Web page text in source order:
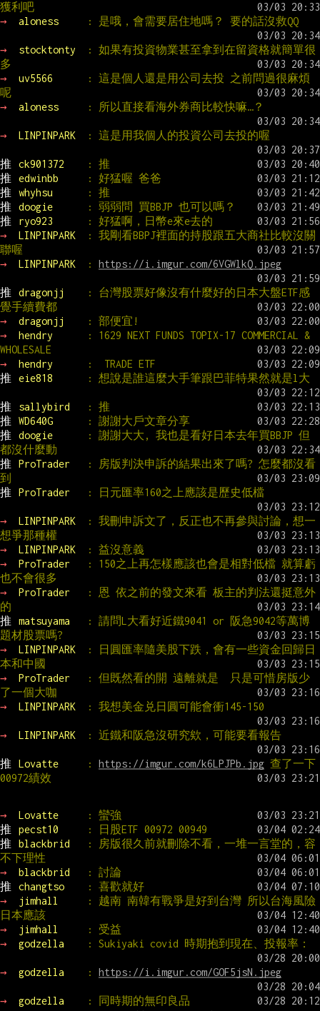
獲利吧
→
aloness : 是哦，會需要居住地嗎？ 要的話沒救QQ
→ stocktonty
: 如果有投資物業甚至拿到在留資格就簡單很
多
→
uv5566
: 這是個人還是用公司去投 之前問過很麻煩
呢
→
aloness : 所以直接看海外券商比較快嘛…？
→ LINPINPARK : 這是用我個人的投資公司去投的喔
推 ck901372
: 推
推
edwinbb
: 好猛喔 爸爸
推
whyhsu
: 推
推
doogie
: 弱弱問 買BBJP 也可以嗎？
推
ryo923
: 好猛啊，日幣e來e去的
→
LINPINPARK
: 我剛看BBPJ裡面的持股跟五大商社比較沒關
聯喔
→
LINPINPARK : https://i.imgur.com/6VGWlkQ.jpeg
推 dragonjj
: 台灣股票好像沒有什麼好的日本大盤ETF感
覺手續費都
→
dragonjj
: 部便宜!
→
hendry
: 1629 NEXT FUNDS TOPIX-17 COMMERCIAL &
WHOLESALE
→
hendry
:  TRADE ETF
推
eie818 : 想說是誰這麼大手筆跟巴菲特果然就是l大
推 sallybird
: 推
推
WD640G
: 謝謝大戶文章分享
推
doogie
: 謝謝大大, 我也是看好日本去年買BBJP 但
都沒什麼動
推
ProTrader
: 房版判決申訴的結果出來了嗎? 怎麼都沒看
到
推
ProTrader : 日元匯率160之上應該是歷史低檔
→ LINPINPARK
: 我刪申訴文了，反正也不再參與討論，想一
想爭那種權
→
LINPINPARK
: 益沒意義
→
ProTrader
: 150之上再怎樣應該也會是相對低檔 就算虧
也不會很多
→
ProTrader
: 恩 依之前的發文來看 板主的判法還挺意外
的
推
matsuyama
: 請問L大看好近鐵9041 or 阪急9042等萬博
題材股票嗎?
→
LINPINPARK
: 日圓匯率隨美股下跌，會有一些資金回歸日
本和中國
→
ProTrader
: 但既然看的開 遠離就是  只是可惜房版少
了一個大咖
→
LINPINPARK : 我想美金兑日圓可能會衝145-150
→ LINPINPARK : 近鐵和阪急沒研究欸，可能要看報告
推 Lovatte : https://imgur.com/k6LPJPb.jpg 查了一下
00972績效
→ Lovatte
: 蠻強
推
pecst10
: 日股ETF 00972 00949
推
blackbrid
: 房版很久前就刪除不看，一堆一言堂的，容
不下理性
→
blackbrid
: 討論
推
changtso
: 喜歡就好
→
jimhall
: 越南 南韓有戰爭是好到台灣 所以台海風險
日本應該
→
jimhall
: 受益
→
godzella : Sukiyaki covid 時期抱到現在、投報率：
→ godzella : https://i.imgur.com/GOF5jsN.jpeg
→ godzella
: 同時期的無印良品